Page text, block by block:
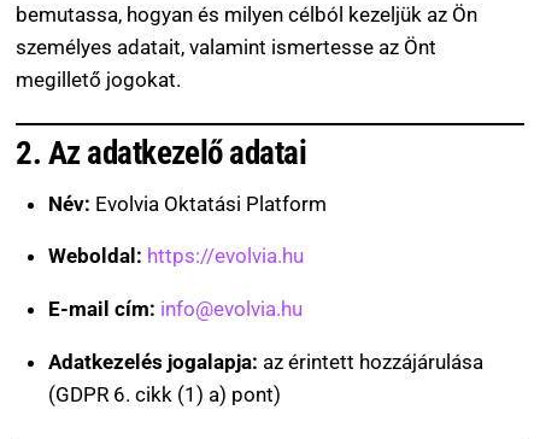
bemutassa, hogyan és milyen célból kezeljük az Ön
személyes adatait, valamint ismertesse az Önt
megillető jogokat.
2. Az adatkezelő adatai
Név: Evolvia Oktatási Platform
Weboldal: https://evolvia.hu
E-mail cím: info@evolvia.hu
Adatkezelés jogalapja: az érintett hozzájárulása
(GDPR 6. cikk (1) a) pont)